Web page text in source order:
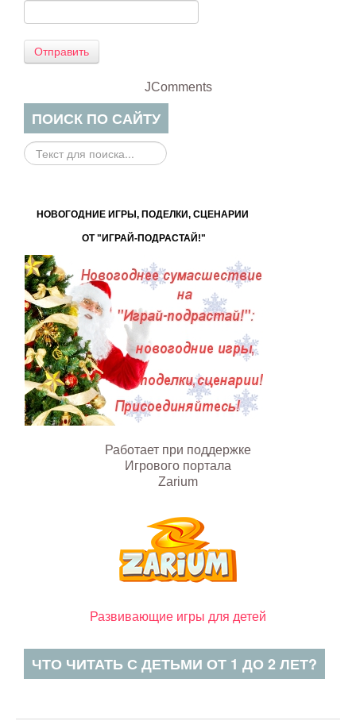
Отправить
JComments
ПОИСК ПО САЙТУ
НОВОГОДНИЕ ИГРЫ, ПОДЕЛКИ, СЦЕНАРИИ
ОТ "ИГРАЙ-ПОДРАСТАЙ!"
Работает при поддержке
Игрового портала
Zarium
Развивающие игры для детей
ЧТО ЧИТАТЬ С ДЕТЬМИ ОТ 1 ДО 2 ЛЕТ?